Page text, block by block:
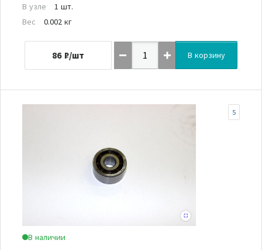
В узле
1 шт.
Вес
0.002 кг
86 ₽/шт В корзину
В наличии
5